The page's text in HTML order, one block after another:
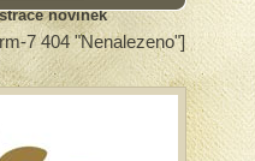
novinek
7 404 "Nenalezeno"]